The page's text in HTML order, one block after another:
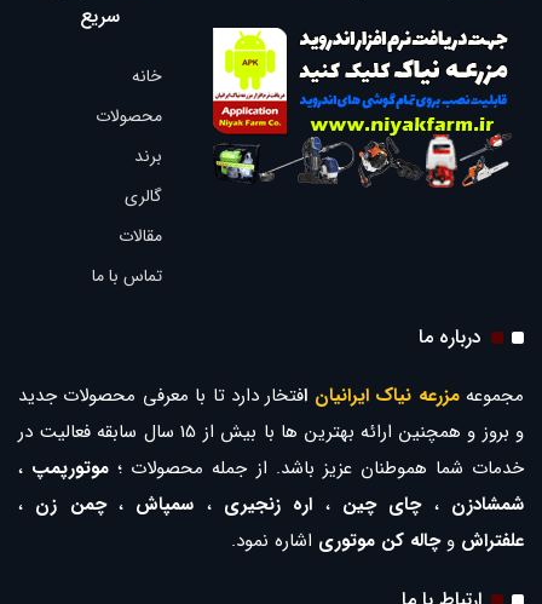
سریع
خانه
محصولات
برند
گالری
مقالات
تماس با ما
درباره ما
مجموعهمزرعه نیاک ایرانیان افتخار دارد تا با معرفی محصولات جدید
و بروز و همچنین ارائه بهترین ها با بیش از 15 سال سابقه فعالیت در
خدمات شما هموطنان عزیز باشد. از جمله محصولات ؛ موتورپمپ ،
شمشادزن ،چای چین ، اره زنجیری ، سمپاش ،چمن زن ،
علفتراش وچاله کن موتوری اشاره نمود.